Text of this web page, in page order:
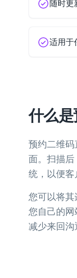
随时更
适用于
什么
预约二维
面。扫描
统，以便客
您可以将
您自己的
减少来回沟